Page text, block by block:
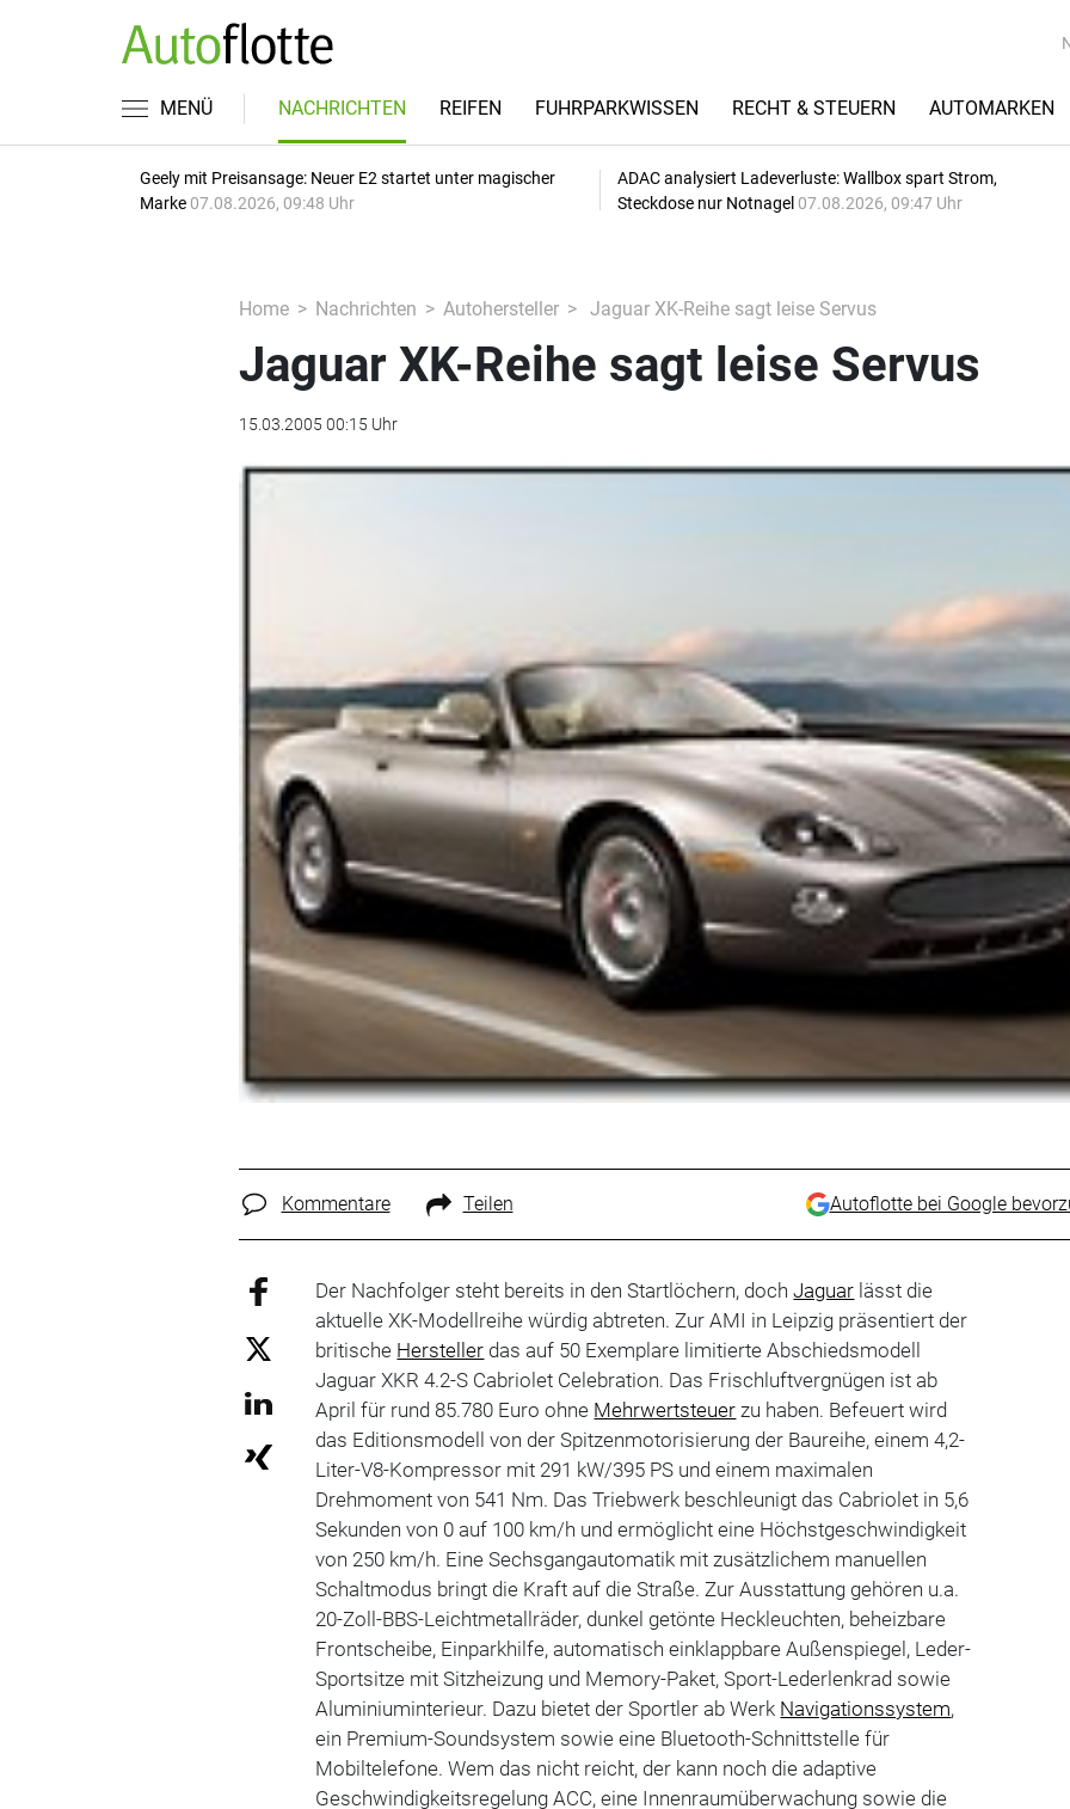
MENÜ NACHRICHTEN REIFEN FUHRPARKWISSEN RECHT & STEUERN AUTOMARKEN
Geely mit Preisansage: Neuer E2 startet unter magischer
Marke 07.08.2026, 09:48 Uhr
ADAC analysiert Ladeverluste: Wallbox spart Strom,
Steckdose nur Notnagel 07.08.2026, 09:47 Uhr
Home Nachrichten Autohersteller Jaguar XK-Reihe sagt leise Servus
Jaguar XK-Reihe sagt leise Servus
15.03.2005 00:15 Uhr
Kommentare Teilen Autoflotte bei Google
Der Nachfolger steht bereits in den Startlöchern, dochJaguar lässt die
aktuelle XK-Modellreihe würdig abtreten. Zur AMI in Leipzig präsentiert der
britische Hersteller das auf 50 Exemplare limitierte Abschiedsmodell
Jaguar XKR 4.2-S Cabriolet Celebration. Das Frischluftvergnügen ist ab
April für rund 85.780 Euro ohne Mehrwertsteuer zu haben. Befeuert wird
das Editionsmodell von der Spitzenmotorisierung der Baureihe, einem 4,2-
Liter-V8-Kompressor mit 291 kW/395 PS und einem maximalen
Drehmoment von 541 Nm. Das Triebwerk beschleunigt das Cabriolet in 5,6
Sekunden von 0 auf 100 km/h und ermöglicht eine Höchstgeschwindigkeit
von 250 km/h. Eine Sechsgangautomatik mit zusätzlichem manuellen
Schaltmodus bringt die Kraft auf die Straße. Zur Ausstattung gehören u.a.
20-Zoll-BBS-Leichtmetallräder, dunkel getönte Heckleuchten, beheizbare
Frontscheibe, Einparkhilfe, automatisch einklappbare Außenspiegel, Leder-
Sportsitze mit Sitzheizung und Memory-Paket, Sport-Lederlenkrad sowie
Aluminiuminterieur. Dazu bietet der Sportler ab Werk Navigationssystem,
ein Premium-Soundsystem sowie eine Bluetooth-Schnittstelle für
Mobiltelefone. Wem das nicht reicht, der kann noch die adaptive
Geschwindigkeitsregelung ACC, eine Innenraumüberwachung sowie die